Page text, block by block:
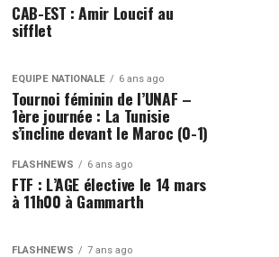
CAB-EST : Amir Loucif au
sifflet
EQUIPE NATIONALE 6 ans ago
Tournoi féminin de l’UNAF –
1ère journée : La Tunisie
s’incline devant le Maroc (0-1)
FLASHNEWS 6 ans ago
FTF : L’AGE élective le 14 mars
à 11h00 à Gammarth
FLASHNEWS 7 ans ago